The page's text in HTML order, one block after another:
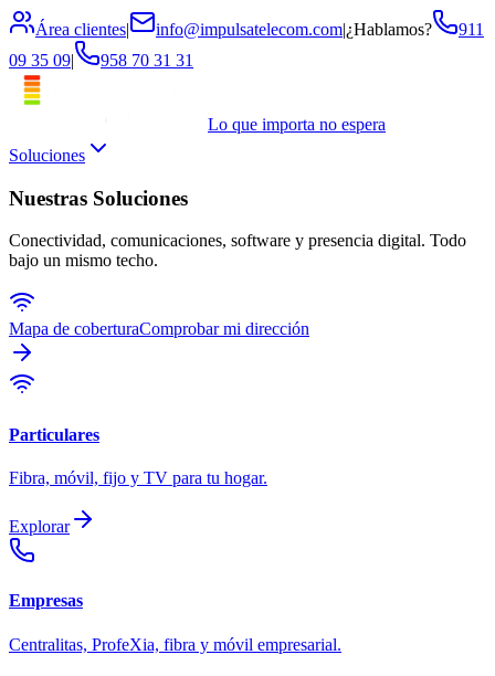
Área clientes| info@impulsatelecom.com|¿Hablamos?
911
09 35 09| 958 70 31 31
Lo que importa no espera
Soluciones
Nuestras Soluciones
Conectividad, comunicaciones, software y presencia digital. Todo
bajo un mismo techo.
Mapa de coberturaComprobar mi dirección
Particulares
Fibra, móvil, fijo y TV para tu hogar.
Explorar
Empresas
Centralitas, ProfeXia, fibra y móvil empresarial.